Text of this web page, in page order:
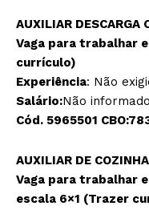
AUXILIAR DESCARGA
Vaga para trabalhar
currículo)
Experiência: Não
Salário:Não
Cód. 5965501
AUXILIAR DE
Vaga para trabalhar
escala 6×1 (Trazer